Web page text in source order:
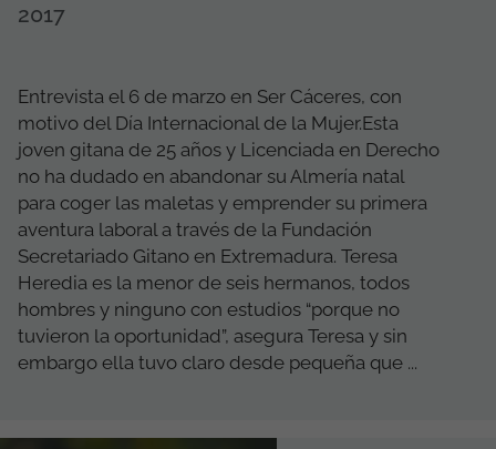
2017
Entrevista el 6 de marzo en Ser Cáceres, con
motivo del Día Internacional de la Mujer.Esta
joven gitana de 25 años y Licenciada en Derecho
no ha dudado en abandonar su Almería natal
para coger las maletas y emprender su primera
aventura laboral a través de la Fundación
Secretariado Gitano en Extremadura. Teresa
Heredia es la menor de seis hermanos, todos
hombres y ninguno con estudios “porque no
tuvieron la oportunidad”, asegura Teresa y sin
embargo ella tuvo claro desde pequeña que ...